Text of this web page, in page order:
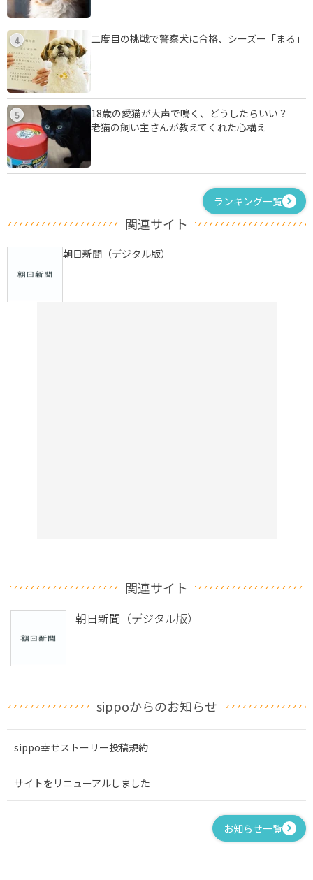
4 二度目の挑戦で警察犬に合格、シーズー「まる」
5
18歳の愛猫が大声で鳴く、どうしたらいい？
老猫の飼い主さんが教えてくれた心構え
ランキング一覧
関連サイト
朝日新聞（デジタル版）
関連サイト
朝日新聞（デジタル版）
sippoからのお知らせ
sippo幸せストーリー投稿規約
サイトをリニューアルしました
お知らせ一覧